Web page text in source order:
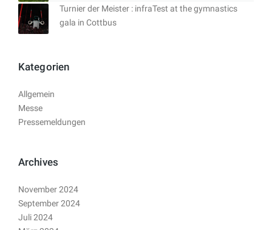
Turnier der Meister : infraTest at the gymnastics
gala in Cottbus
Kategorien
Allgemein
Messe
Pressemeldungen
Archives
November 2024
September 2024
Juli 2024